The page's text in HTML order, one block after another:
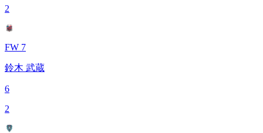
2
FW 7
鈴木 武蔵
6
2